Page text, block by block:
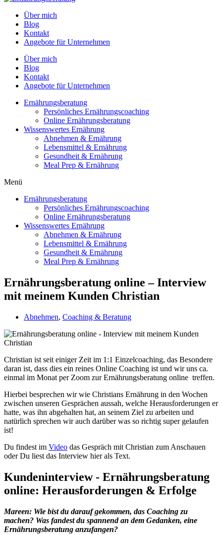
Über mich
Blog
Kontakt
Angebote für Unternehmen
Über mich
Blog
Kontakt
Angebote für Unternehmen
Ernährungsberatung
Persönliches Ernährungscoaching
Online Ernährungsberatung
Wissenswertes Ernährung
Abnehmen & Ernährung
Lebensmittel & Ernährung
Gesundheit & Ernährung
Meal Prep & Ernährung
Menü
Ernährungsberatung
Persönliches Ernährungscoaching
Online Ernährungsberatung
Wissenswertes Ernährung
Abnehmen & Ernährung
Lebensmittel & Ernährung
Gesundheit & Ernährung
Meal Prep & Ernährung
Ernährungsberatung online – Interview
mit meinem Kunden Christian
Abnehmen, Coaching & Beratung
Christian ist seit einiger Zeit im 1:1 Einzelcoaching, das Besondere
daran ist, dass dies ein reines Online Coaching ist und wir uns ca.
einmal im Monat per Zoom zur Ernährungsberatung online treffen.
Hierbei besprechen wir wie Christians Ernährung in den Wochen
zwischen unseren Gesprächen aussah, welche Herausforderungen er
hatte, was ihn abgehalten hat, an seinem Ziel zu arbeiten und
natürlich sprechen wir auch darüber was so richtig super gelaufen
ist!
Du findest im Video das Gespräch mit Christian zum Anschauen
oder Du liest das Interview hier als Text.
Kundeninterview - Ernährungsberatung
online: Herausforderungen & Erfolge
Mareen: Wie bist du darauf gekommen, das Coaching zu
machen? Was fandest du spannend an dem Gedanken, eine
Ernährungsberatung anzufangen?